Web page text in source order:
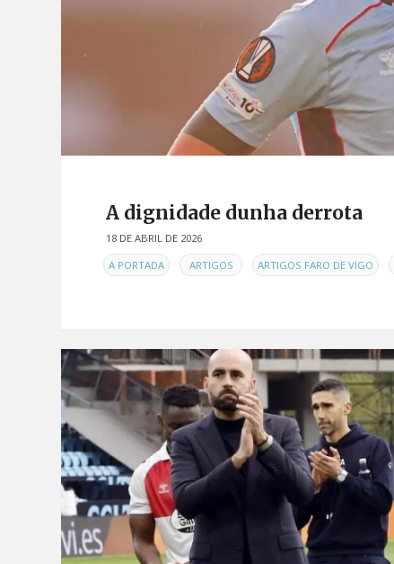
A dignidade dunha derrota
18 DE ABRIL DE 2026
ENA PORTADA ARTIGOS ARTIGOS FARO DE VIGO